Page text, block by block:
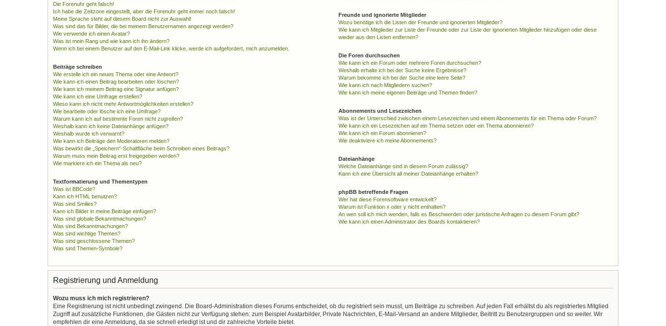
Die Forenuhr geht falsch!
Ich habe die Zeitzone eingestellt, aber die Forenuhr geht immer noch falsch!
Meine Sprache steht auf diesem Board nicht zur Auswahl!
Was sind das für Bilder, die bei meinem Benutzernamen angezeigt werden?
Wie verwende ich einen Avatar?
Was ist mein Rang und wie kann ich ihn ändern?
Wenn ich bei einem Benutzer auf den E-Mail-Link klicke, werde ich aufgefordert, mich anzumelden.
Beiträge schreiben
Wie erstelle ich ein neues Thema oder eine Antwort?
Wie kann ich einen Beitrag bearbeiten oder löschen?
Wie kann ich meinem Beitrag eine Signatur anfügen?
Wie kann ich eine Umfrage erstellen?
Wieso kann ich nicht mehr Antwortmöglichkeiten erstellen?
Wie bearbeite oder lösche ich eine Umfrage?
Warum kann ich auf bestimmte Foren nicht zugreifen?
Weshalb kann ich keine Dateianhänge anfügen?
Weshalb wurde ich verwarnt?
Wie kann ich Beiträge den Moderatoren melden?
Was bewirkt die „Speichern“-Schaltfläche beim Schreiben eines Beitrags?
Warum muss mein Beitrag erst freigegeben werden?
Wie markiere ich ein Thema als neu?
Textformatierung und Thementypen
Was ist BBCode?
Kann ich HTML benutzen?
Was sind Smilies?
Kann ich Bilder in meine Beiträge einfügen?
Was sind globale Bekanntmachungen?
Was sind Bekanntmachungen?
Was sind wichtige Themen?
Was sind geschlossene Themen?
Was sind Themen-Symbole?
Freunde und ignorierte Mitglieder
Wozu benötige ich die Listen der Freunde und ignorierten Mitglieder?
Wie kann ich Mitglieder zur Liste der Freunde oder zur Liste der ignorierten Mitglieder hinzufügen oder diese
wieder aus den Listen entfernen?
Die Foren durchsuchen
Wie kann ich ein Forum oder mehrere Foren durchsuchen?
Weshalb erhalte ich bei der Suche keine Ergebnisse?
Warum bekomme ich bei der Suche eine leere Seite?
Wie kann ich nach Mitgliedern suchen?
Wie kann ich meine eigenen Beiträge und Themen finden?
Abonnements und Lesezeichen
Was ist der Unterschied zwischen einem Lesezeichen und einem Abonnements für ein Thema oder Forum?
Wie kann ich ein Lesezeichen auf ein Thema setzen oder ein Thema abonnieren?
Wie kann ich ein Forum abonnieren?
Wie deaktiviere ich meine Abonnements?
Dateianhänge
Welche Dateianhänge sind in diesem Forum zulässig?
Kann ich eine Übersicht all meiner Dateianhänge erhalten?
phpBB betreffende Fragen
Wer hat diese Forensoftware entwickelt?
Warum ist Funktion x oder y nicht enthalten?
An wen soll ich mich wenden, falls es Beschwerden oder juristische Anfragen zu diesem Forum gibt?
Wie kann ich einen Administrator des Boards kontaktieren?
Registrierung und Anmeldung
Wozu muss ich mich registrieren?
Eine Registrierung ist nicht unbedingt zwingend. Die Board-Administration dieses Forums entscheidet, ob du registriert sein musst, um Beiträge zu schreiben. Auf jeden Fall erhältst du als registriertes Mitglied
Zugriff auf zusätzliche Funktionen, die Gästen nicht zur Verfügung stehen: zum Beispiel Avatarbilder, Private Nachrichten, E-Mail-Versand an andere Mitglieder, Beitritt zu Benutzergruppen und so weiter. Wir
empfehlen dir eine Anmeldung, da sie schnell erledigt ist und dir zahlreiche Vorteile bietet.